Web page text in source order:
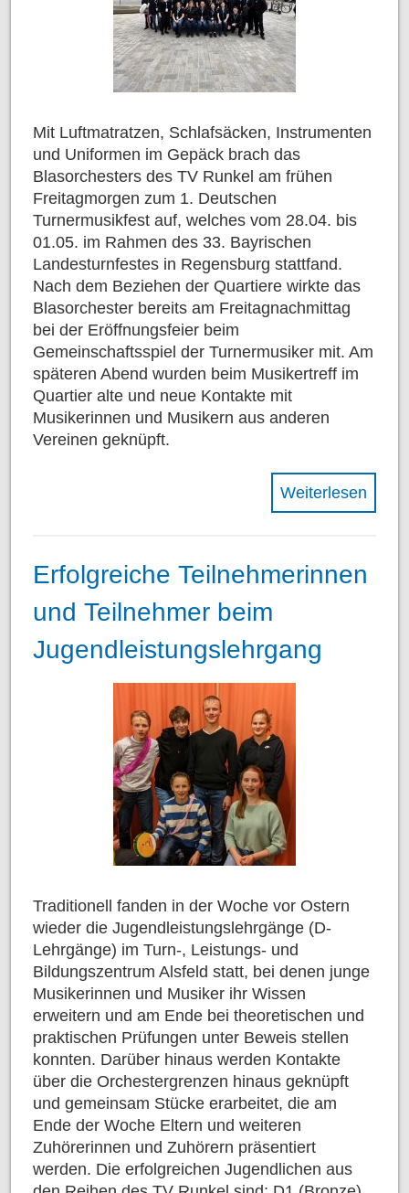
Mit Luftmatratzen, Schlafsäcken, Instrumenten
und Uniformen im Gepäck brach das
Blasorchesters des TV Runkel am frühen
Freitagmorgen zum 1. Deutschen
Turnermusikfest auf, welches vom 28.04. bis
01.05. im Rahmen des 33. Bayrischen
Landesturnfestes in Regensburg stattfand.
Nach dem Beziehen der Quartiere wirkte das
Blasorchester bereits am Freitagnachmittag
bei der Eröffnungsfeier beim
Gemeinschaftsspiel der Turnermusiker mit. Am
späteren Abend wurden beim Musikertreff im
Quartier alte und neue Kontakte mit
Musikerinnen und Musikern aus anderen
Vereinen geknüpft.
Weiterlesen
Erfolgreiche Teilnehmerinnen
und Teilnehmer beim
Jugendleistungslehrgang
Traditionell fanden in der Woche vor Ostern
wieder die Jugendleistungslehrgänge (D-
Lehrgänge) im Turn-, Leistungs- und
Bildungszentrum Alsfeld statt, bei denen junge
Musikerinnen und Musiker ihr Wissen
erweitern und am Ende bei theoretischen und
praktischen Prüfungen unter Beweis stellen
konnten. Darüber hinaus werden Kontakte
über die Orchestergrenzen hinaus geknüpft
und gemeinsam Stücke erarbeitet, die am
Ende der Woche Eltern und weiteren
Zuhörerinnen und Zuhörern präsentiert
werden. Die erfolgreichen Jugendlichen aus